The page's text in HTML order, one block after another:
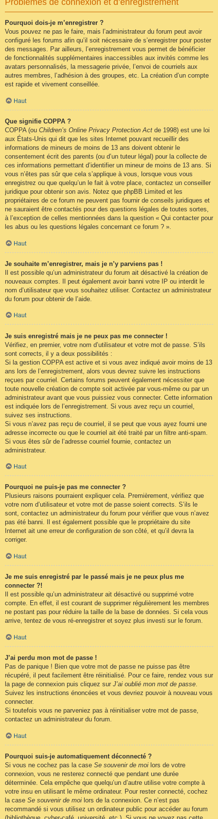
Problèmes de connexion et d’enregistrement
Pourquoi dois-je m’enregistrer ?
Vous pouvez ne pas le faire, mais l’administrateur du forum peut avoir
configuré les forums afin qu’il soit nécessaire de s’enregistrer pour poster
des messages. Par ailleurs, l’enregistrement vous permet de bénéficier
de fonctionnalités supplémentaires inaccessibles aux invités comme les
avatars personnalisés, la messagerie privée, l’envoi de courriels aux
autres membres, l’adhésion à des groupes, etc. La création d’un compte
est rapide et vivement conseillée.
Haut
Que signifie COPPA ?
COPPA (ou Children’s Online Privacy Protection Act de 1998) est une loi
aux États-Unis qui dit que les sites Internet pouvant recueillir des
informations de mineurs de moins de 13 ans doivent obtenir le
consentement écrit des parents (ou d’un tuteur légal) pour la collecte de
ces informations permettant d’identifier un mineur de moins de 13 ans. Si
vous n’êtes pas sûr que cela s’applique à vous, lorsque vous vous
enregistrez ou que quelqu’un le fait à votre place, contactez un conseiller
juridique pour obtenir son avis. Notez que phpBB Limited et les
propriétaires de ce forum ne peuvent pas fournir de conseils juridiques et
ne sauraient être contactés pour des questions légales de toutes sortes,
à l’exception de celles mentionnées dans la question « Qui contacter pour
les abus ou les questions légales concernant ce forum ? ».
Haut
Je souhaite m’enregistrer, mais je n’y parviens pas !
Il est possible qu’un administrateur du forum ait désactivé la création de
nouveaux comptes. Il peut également avoir banni votre IP ou interdit le
nom d’utilisateur que vous souhaitez utiliser. Contactez un administrateur
du forum pour obtenir de l’aide.
Haut
Je suis enregistré mais je ne peux pas me connecter !
Vérifiez, en premier, votre nom d’utilisateur et votre mot de passe. S’ils
sont corrects, il y a deux possibilités :
Si la gestion COPPA est active et si vous avez indiqué avoir moins de 13
ans lors de l’enregistrement, alors vous devrez suivre les instructions
reçues par courriel. Certains forums peuvent également nécessiter que
toute nouvelle création de compte soit activée par vous-même ou par un
administrateur avant que vous puissiez vous connecter. Cette information
est indiquée lors de l’enregistrement. Si vous avez reçu un courriel,
suivez ses instructions.
Si vous n’avez pas reçu de courriel, il se peut que vous ayez fourni une
adresse incorrecte ou que le courriel ait été traité par un filtre anti-spam.
Si vous êtes sûr de l’adresse courriel fournie, contactez un
administrateur.
Haut
Pourquoi ne puis-je pas me connecter ?
Plusieurs raisons pourraient expliquer cela. Premièrement, vérifiez que
votre nom d’utilisateur et votre mot de passe soient corrects. S’ils le
sont, contactez un administrateur du forum pour vérifier que vous n’avez
pas été banni. Il est également possible que le propriétaire du site
Internet ait une erreur de configuration de son côté, et qu’il devra la
corriger.
Haut
Je me suis enregistré par le passé mais je ne peux plus me
connecter ?!
Il est possible qu’un administrateur ait désactivé ou supprimé votre
compte. En effet, il est courant de supprimer régulièrement les membres
ne postant pas pour réduire la taille de la base de données. Si cela vous
arrive, tentez de vous ré-enregistrer et soyez plus investi sur le forum.
Haut
J’ai perdu mon mot de passe !
Pas de panique ! Bien que votre mot de passe ne puisse pas être
récupéré, il peut facilement être réinitialisé. Pour ce faire, rendez vous sur
la page de connexion puis cliquez sur J’ai oublié mon mot de passe.
Suivez les instructions énoncées et vous devriez pouvoir à nouveau vous
connecter.
Si toutefois vous ne parveniez pas à réinitialiser votre mot de passe,
contactez un administrateur du forum.
Haut
Pourquoi suis-je automatiquement déconnecté ?
Si vous ne cochez pas la case Se souvenir de moi lors de votre
connexion, vous ne resterez connecté que pendant une durée
déterminée. Cela empêche que quelqu’un d’autre utilise votre compte à
votre insu en utilisant le même ordinateur. Pour rester connecté, cochez
la case Se souvenir de moi lors de la connexion. Ce n’est pas
recommandé si vous utilisez un ordinateur public pour accéder au forum